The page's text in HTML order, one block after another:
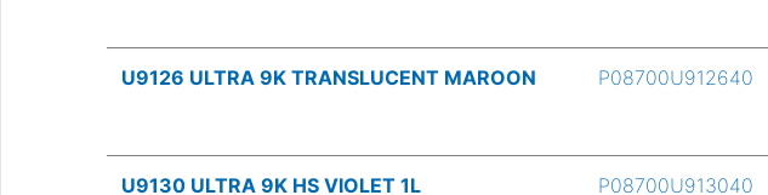
U9126 ULTRA 9K TRANSLUCENT MAROON P08700U912640
U9130 ULTRA 9K HS VIOLET 1L P08700U913040